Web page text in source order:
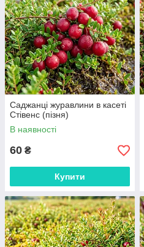
Саджанці журавлини в касеті
Стівенс (пізня)
В наявності
60 ₴
Купити